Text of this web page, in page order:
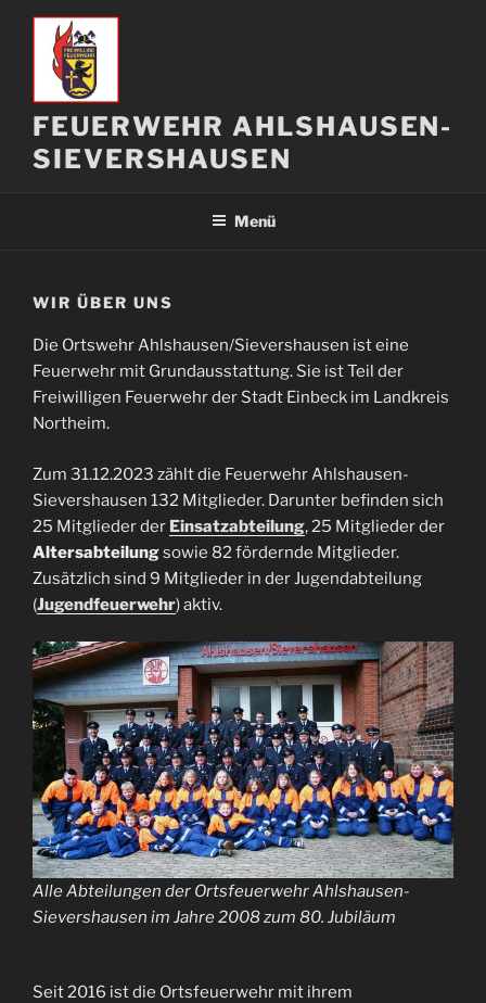
Zum
springen
FEUERWEHR AHLSHAUSEN-
SIEVERSHAUSEN
Menü
WIR ÜBER UNS
Die Ortswehr Ahlshausen/Sievershausen ist eine
Feuerwehr mit Grundausstattung. Sie ist Teil der
Freiwilligen Feuerwehr der Stadt Einbeck im Landkreis
Northeim.
Zum 31.12.2023 zählt die Feuerwehr Ahlshausen-
Sievershausen 132 Mitglieder. Darunter befinden sich
25 Mitglieder der Einsatzabteilung, 25 Mitglieder der
Altersabteilungsowie 82 fördernde Mitglieder.
Zusätzlich sind 9 Mitglieder in der Jugendabteilung
(Jugendfeuerwehr) aktiv.
Alle Abteilungen der Ortsfeuerwehr Ahlshausen-
Sievershausen im Jahre 2008 zum 80. Jubiläum
Seit 2016 ist die Ortsfeuerwehr mit ihrem